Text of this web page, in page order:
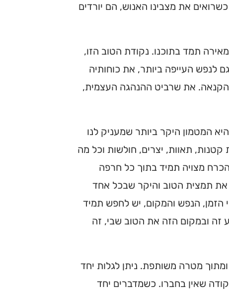
את מצבינו האנוש, הם יורדים
תמד בתוכנו. נקודת הטוב הזו,
לנפש העייפה ביותר, את כוחותיה
הקנאה. את שרביט ההנהגה העצמית,
המטמון היקר ביותר שמעניק לנו
קטנות, תאוות, יצרים, חולשות וכל מה
מצויה תמיד בתוך כל חרפה
את תמצית הטוב והיקר שבכל אחד
הנפש והמקום, יש לחפש תמיד
זה ובמקום הזה את הטוב שבי, זה
מטרה משותפת. ניתן לגלות יחד
שאין בחברו. כשמדברים יחד